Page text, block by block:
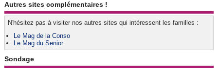
Autres sites complémentaires !
N'hésitez pas à visiter nos autres sites qui intéressent les familles :
Le Mag de la Conso
Le Mag du Senior
Sondage